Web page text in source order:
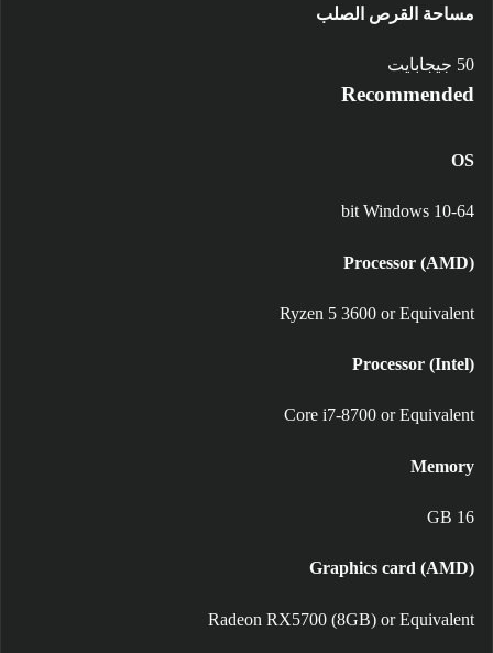
مساحة القرص الصلب
50 جيجابايت
Recommended
OS
64-bit Windows 10
Processor (AMD)
Ryzen 5 3600 or Equivalent
Processor (Intel)
Core i7-8700 or Equivalent
Memory
16 GB
Graphics card (AMD)
Radeon RX5700 (8GB) or Equivalent